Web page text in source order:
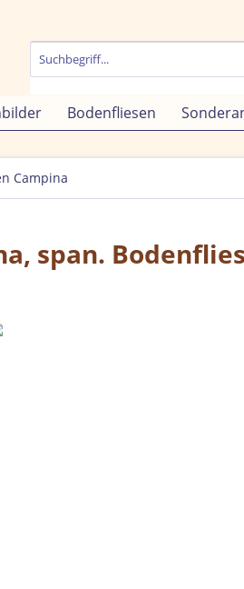
Bodenfliesen
Campina
span.